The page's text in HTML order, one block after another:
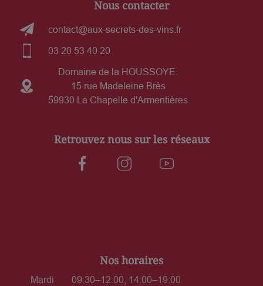
Nous contacter
contact@aux-secrets-des-vins.fr
03 20 53 40 20
Domaine de la HOUSSOYE.
15 rue Madeleine Brès
59930 La Chapelle d'Armentières
Retrouvez nous sur les réseaux
Nos horaires
Mardi
09:30–12:00, 14:00–19:00